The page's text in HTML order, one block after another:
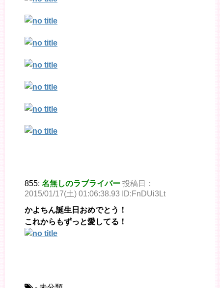
855: 名無しのラブライバー 投稿日：
2015/01/17(土) 01:06:38.93 ID:FnDUi3Lt
かよちん誕生日おめでとう！
これからもずっと愛してる！